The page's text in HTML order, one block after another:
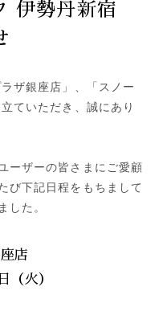
伊勢丹新宿
ザ銀座店」、「スノー
ていただき、誠にあり
ーザーの皆さまにご愛顧
び下記日程をもちまして
した。
店
（火）